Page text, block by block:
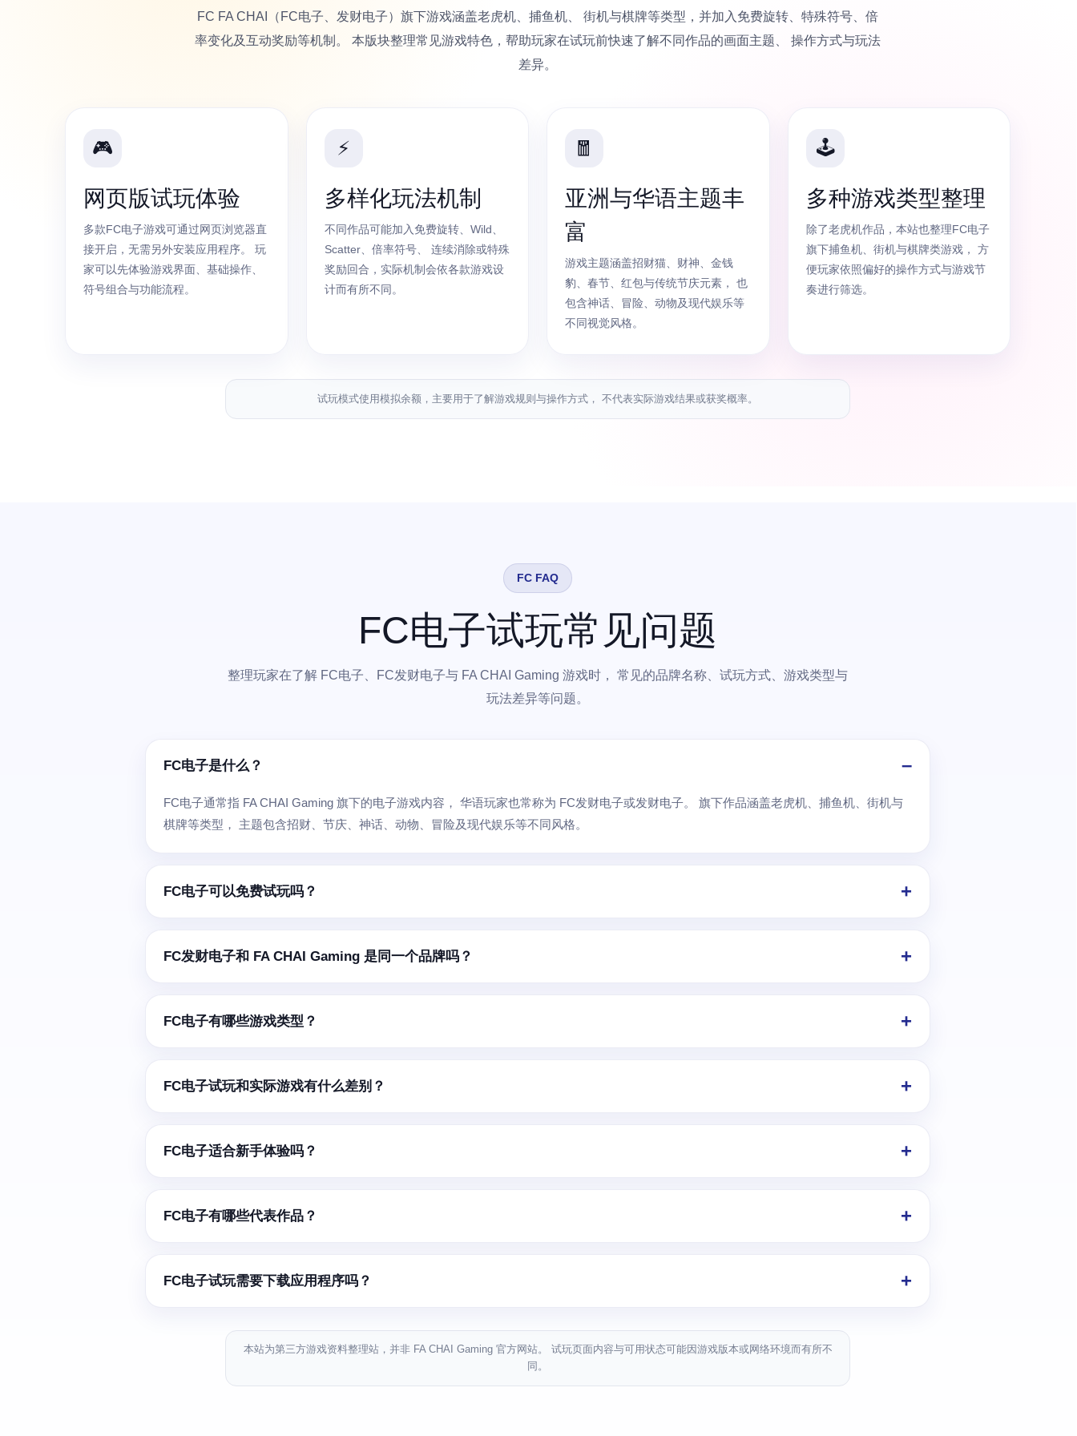
FC FA CHAI（FC电子、发财电子）旗下游戏涵盖老虎机、捕鱼机、 街机与棋牌等类型，并加入免费旋转、特殊符号、倍
率变化及互动奖励等机制。 本版块整理常见游戏特色，帮助玩家在试玩前快速了解不同作品的画面主题、 操作方式与玩法
差异。
🎮
网页版试玩体验
多款FC电子游戏可通过网页浏览器直
接开启，无需另外安装应用程序。 玩
家可以先体验游戏界面、基础操作、
符号组合与功能流程。
⚡
多样化玩法机制
不同作品可能加入免费旋转、Wild、
Scatter、倍率符号、 连续消除或特殊
奖励回合，实际机制会依各款游戏设
计而有所不同。
🧧
亚洲与华语主题丰
富
游戏主题涵盖招财猫、财神、金钱
豹、春节、红包与传统节庆元素， 也
包含神话、冒险、动物及现代娱乐等
不同视觉风格。
🕹️
多种游戏类型整理
除了老虎机作品，本站也整理FC电子
旗下捕鱼机、街机与棋牌类游戏， 方
便玩家依照偏好的操作方式与游戏节
奏进行筛选。
试玩模式使用模拟余额，主要用于了解游戏规则与操作方式， 不代表实际游戏结果或获奖概率。
FC FAQ
FC电子试玩常见问题
整理玩家在了解 FC电子、FC发财电子与 FA CHAI Gaming 游戏时， 常见的品牌名称、试玩方式、游戏类型与
玩法差异等问题。
FC电子是什么？
FC电子通常指 FA CHAI Gaming 旗下的电子游戏内容， 华语玩家也常称为 FC发财电子或发财电子。 旗下作品涵盖老虎机、捕鱼机、街机与
棋牌等类型， 主题包含招财、节庆、神话、动物、冒险及现代娱乐等不同风格。
FC电子可以免费试玩吗？
FC发财电子和 FA CHAI Gaming 是同一个品牌吗？
FC电子有哪些游戏类型？
FC电子试玩和实际游戏有什么差别？
FC电子适合新手体验吗？
FC电子有哪些代表作品？
FC电子试玩需要下载应用程序吗？
本站为第三方游戏资料整理站，并非 FA CHAI Gaming 官方网站。 试玩页面内容与可用状态可能因游戏版本或网络环境而有所不
同。